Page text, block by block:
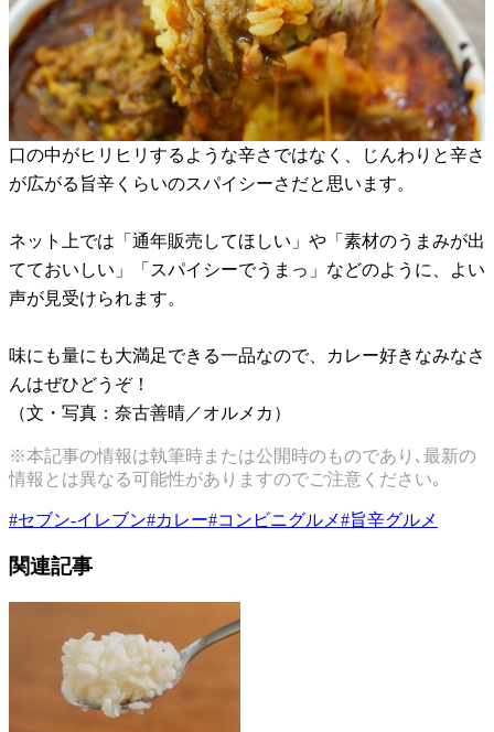
口の中がヒリヒリするような辛さではなく、じんわりと辛さ
が広がる旨辛くらいのスパイシーさだと思います。
ネット上では「通年販売してほしい」や「素材のうまみが出
てておいしい」「スパイシーでうまっ」などのように、よい
声が見受けられます。
味にも量にも大満足できる一品なので、カレー好きなみなさ
んはぜひどうぞ！
（文・写真：奈古善晴／オルメカ）
※本記事の情報は執筆時または公開時のものであり､最新の
情報とは異なる可能性がありますのでご注意ください｡
#セブン-イレブン#カレー#コンビニグルメ#旨辛グルメ
関連記事